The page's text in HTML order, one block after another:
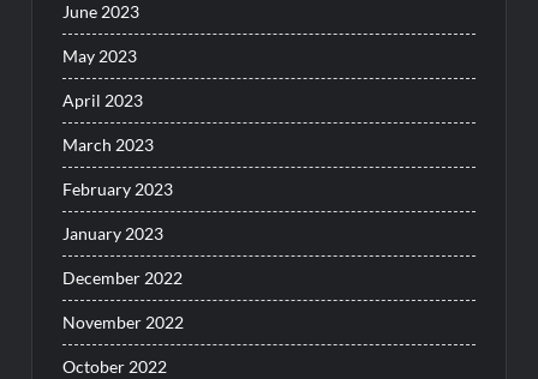
June 2023
May 2023
April 2023
March 2023
February 2023
January 2023
December 2022
November 2022
October 2022